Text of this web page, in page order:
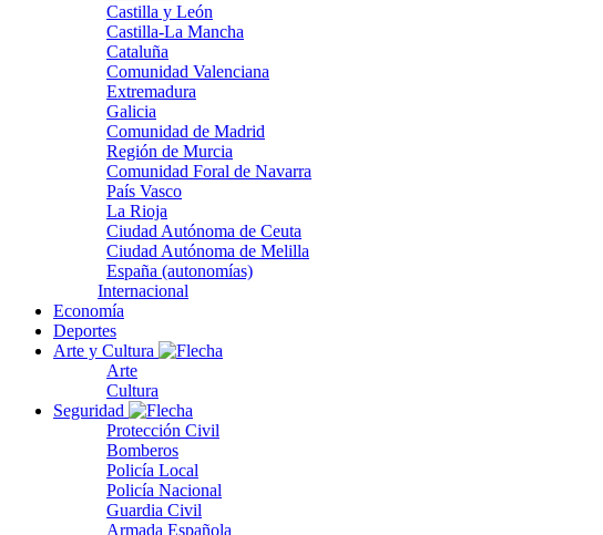
Castilla y León
Castilla-La Mancha
Cataluña
Comunidad Valenciana
Extremadura
Galicia
Comunidad de Madrid
Región de Murcia
Comunidad Foral de Navarra
País Vasco
La Rioja
Ciudad Autónoma de Ceuta
Ciudad Autónoma de Melilla
España (autonomías)
Internacional
Economía
Deportes
Arte y Cultura
Arte
Cultura
Seguridad
Protección Civil
Bomberos
Policía Local
Policía Nacional
Guardia Civil
Armada Española